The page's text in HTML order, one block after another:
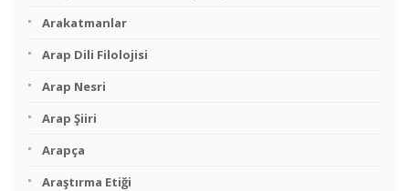
Arakatmanlar
Arap Dili Filolojisi
Arap Nesri
Arap Şiiri
Arapça
Araştırma Etiği